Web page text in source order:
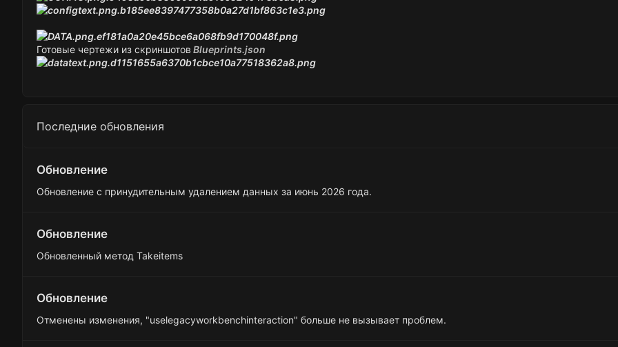
Готовые чертежи из скриншотов Blueprints.json
Последние обновления
Обновление
Обновление с принудительным удалением данных за июнь 2026 года.
Обновление
Обновленный метод Takeitems
Обновление
Отменены изменения, "uselegacyworkbenchinteraction" больше не вызывает проблем.